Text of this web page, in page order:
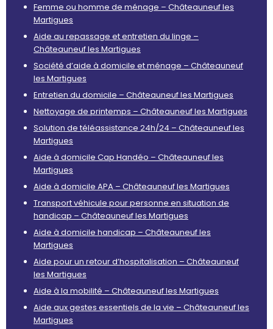
Femme ou homme de ménage – Châteauneuf les
Martigues
Aide au repassage et entretien du linge –
Châteauneuf les Martigues
Société d’aide à domicile et ménage – Châteauneuf
les Martigues
Entretien du domicile – Châteauneuf les Martigues
Nettoyage de printemps – Châteauneuf les Martigues
Solution de téléassistance 24h/24 – Châteauneuf les
Martigues
Aide à domicile Cap Handéo – Châteauneuf les
Martigues
Aide à domicile APA – Châteauneuf les Martigues
Transport véhicule pour personne en situation de
handicap – Châteauneuf les Martigues
Aide à domicile handicap – Châteauneuf les
Martigues
Aide pour un retour d’hospitalisation – Châteauneuf
les Martigues
Aide à la mobilité – Châteauneuf les Martigues
Aide aux gestes essentiels de la vie – Châteauneuf les
Martigues